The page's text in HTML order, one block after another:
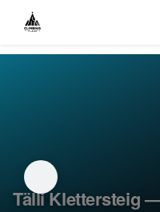
Tälli Klettersteig